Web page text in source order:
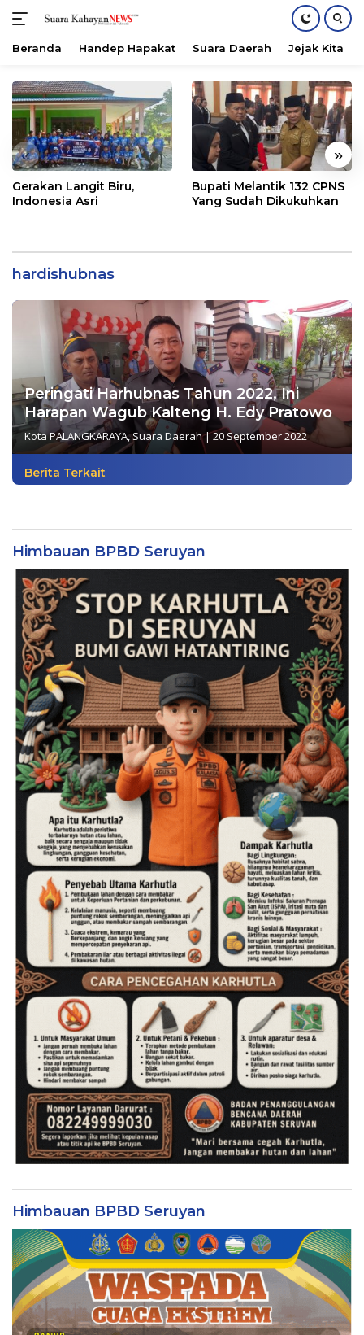
konten
Beranda Handep Hapakat Suara Daerah Jejak Kita
« »
Gerakan Langit Biru,
Indonesia Asri
Bupati Melantik 132 CPNS
Yang Sudah Dikukuhkan
hardishubnas
Peringati Harhubnas Tahun 2022, Ini
Harapan Wagub Kalteng H. Edy Pratowo
Kota PALANGKARAYA,Suara Daerah|20 September 2022
Berita Terkait
Himbauan BPBD Seruyan
Himbauan BPBD Seruyan